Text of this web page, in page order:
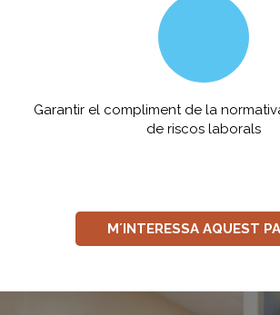
Garantir el compliment de la
de riscos laborals
M´INTERESSA AQUEST